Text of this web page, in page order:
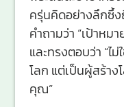
ครุ่นคิดอย่างลึกซึ้ง
คำถามว่า “เป้าหม
และทรงตอบว่า “ไ
โลก แต่เป็นผู้สร้า
คุณ”